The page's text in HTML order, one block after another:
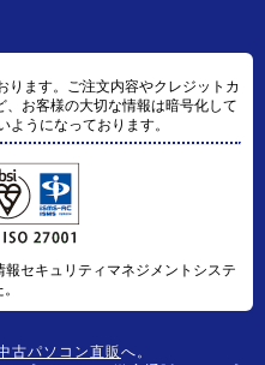
ります。ご注文内容やクレジットカ
お客様の大切な情報は暗号化して
うになっております。
セキュリティマネジメントシステ
古パソコン直販 へ。